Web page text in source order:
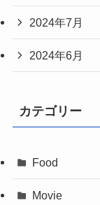
2024年7月
2024年6月
カテゴリー
Food
Movie